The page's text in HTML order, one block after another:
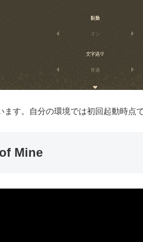
ます。自分の環境では初回起動時点
Mine